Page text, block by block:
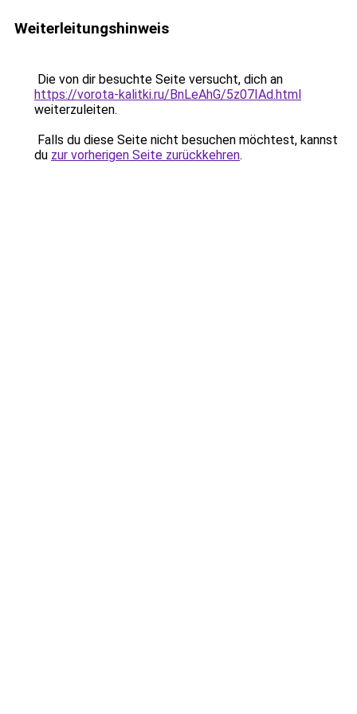
Weiterleitungshinweis
Die von dir besuchte Seite versucht, dich an
https://vorota-kalitki.ru/BnLeAhG/5z07IAd.html
weiterzuleiten.
Falls du diese Seite nicht besuchen möchtest, kannst
du zur vorherigen Seite zurückkehren.